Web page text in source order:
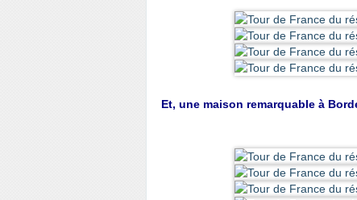
Et, une maison remarquable à